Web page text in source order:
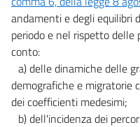
andamenti e degli equilibri
periodo e nel rispetto delle
conto:
a) delle dinamiche delle
demografiche e migratorie
dei coefficienti medesimi;
b) dell'incidenza dei